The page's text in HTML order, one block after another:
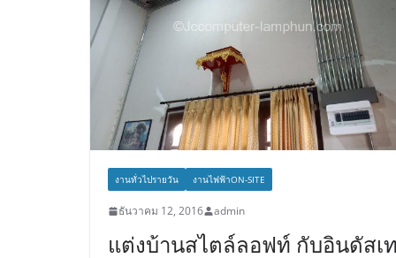
งานทั่วไปรายวัน งานไฟฟ้าON-SITE
ธันวาคม 12, 2016 admin
แต่งบ้านสไตล์ลอฟท์ กับอินดัสเ